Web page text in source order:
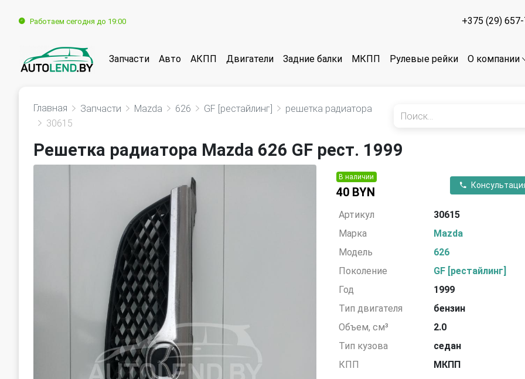
Работаем сегодня до 19:00 +375 (29)
Запчасти Авто АКПП Двигатели Задние балки МКПП Рулевые рейки О компании
Главная Запчасти Mazda 626 GF [рестайлинг]
решетка радиатора
30615
Решетка радиатора Mazda 626 GF рест. 1999
В наличии
40 BYN
Артикул
30615
Марка
Mazda
Модель
626
Поколение
GF [рестайлинг]
Год
1999
Тип двигателя
бензин
Объем, см³
2.0
Тип кузова
седан
КПП
МКПП